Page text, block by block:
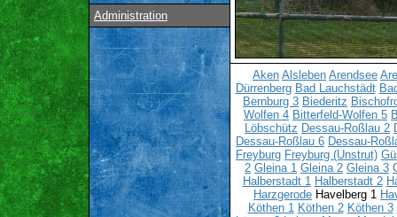
Administration
Aken Alsleben Arendsee
Dürrenberg Bad Lauchstädt
Bernburg 3 Biederitz
Wolfen 4 Bitterfeld-Wolfen 5
Löbschütz Dessau-Roßlau 2
Dessau-Roßlau 6 Dessau-
Freyburg Freyburg (Unstrut)
2 Gleina 1 Gleina 2 Gleina 3
Halberstadt 1 Halberstadt 2
Harzgerode Havelberg 1
Köthen 1 Köthen 2 Köthen 3